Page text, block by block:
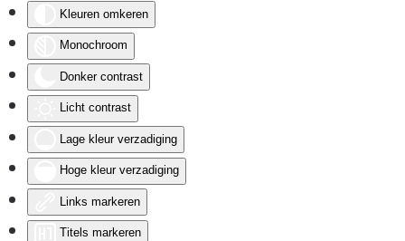
Kleuren omkeren
Monochroom
Donker contrast
Licht contrast
Lage kleur verzadiging
Hoge kleur verzadiging
Links markeren
Titels markeren